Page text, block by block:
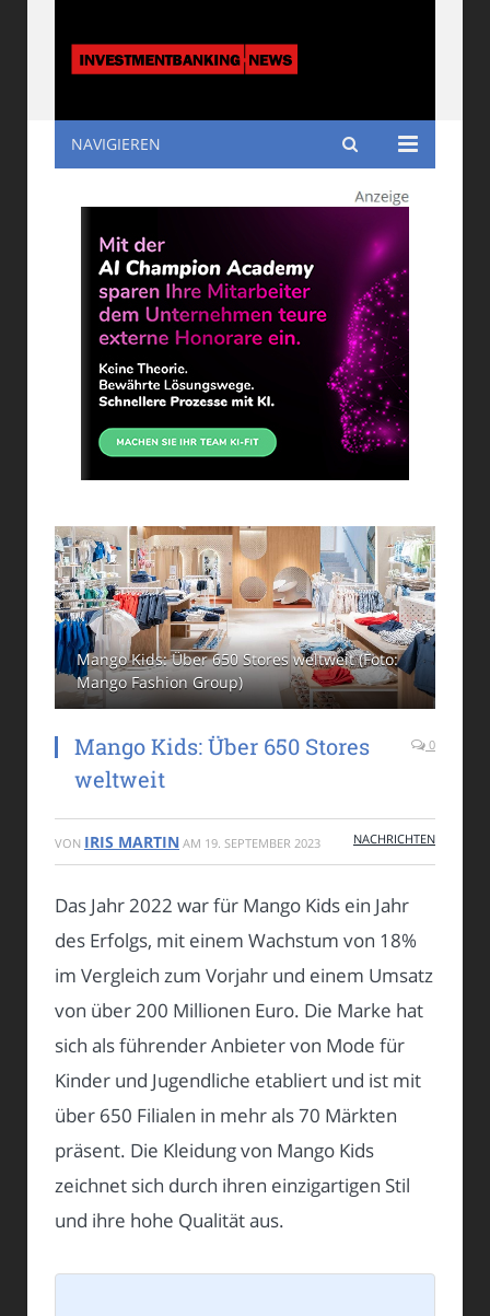
Investmentbanking
NAVIGIEREN
Mango Kids: Über 650 Stores weltweit (Foto:
Mango Fashion Group)
Mango Kids: Über 650 Stores
weltweit
0
VON IRIS MARTIN AM 19. SEPTEMBER 2023 NACHRICHTEN
Das Jahr 2022 war für Mango Kids ein Jahr
des Erfolgs, mit einem Wachstum von 18%
im Vergleich zum Vorjahr und einem Umsatz
von über 200 Millionen Euro. Die Marke hat
sich als führender Anbieter von Mode für
Kinder und Jugendliche etabliert und ist mit
über 650 Filialen in mehr als 70 Märkten
präsent. Die Kleidung von Mango Kids
zeichnet sich durch ihren einzigartigen Stil
und ihre hohe Qualität aus.